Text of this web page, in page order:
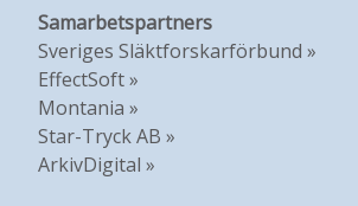
Samarbetspartners
Sveriges Släktforskarförbund »
EffectSoft »
Montania »
Star-Tryck AB »
ArkivDigital »